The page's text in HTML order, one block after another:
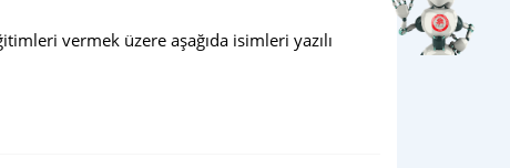
vermek üzere aşağıda isimleri yazılı